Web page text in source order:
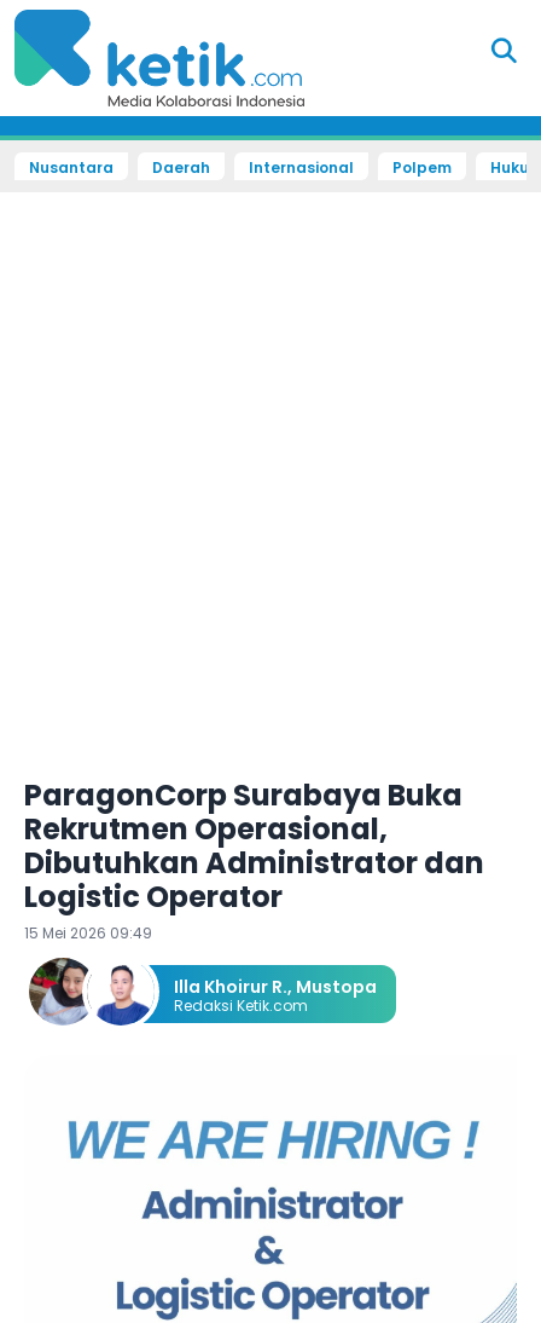
Nusantara Daerah Internasional Polpem
ParagonCorp Surabaya Buka
Rekrutmen Operasional,
Dibutuhkan Administrator dan
Logistic Operator
15 Mei 2026 09:49
Illa Khoirur R., Mustopa
Redaksi Ketik.com